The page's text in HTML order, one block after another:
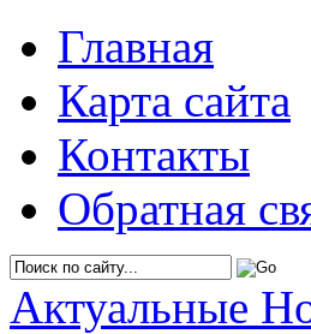
Главная
Карта сайта
Контакты
Обратная
Актуальные